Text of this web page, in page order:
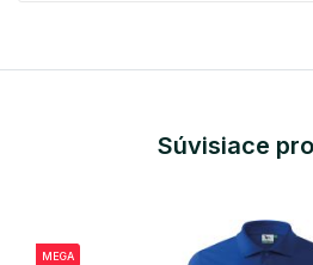
Súvisiace
MEGA